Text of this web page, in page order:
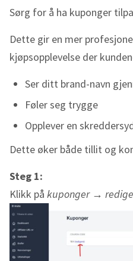
Sørg for å ha kuponger
Dette gir en mer
kjøpsopplevelse der
Ser ditt brand-navn
Føler seg trygge
Opplever en
Dette øker både tillit og
Steg 1:
Klikk på kuponger→